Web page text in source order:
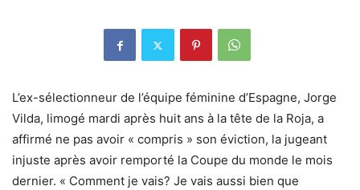
L’ex-sélectionneur de l’équipe féminine d’Espagne, Jorge
Vilda, limogé mardi après huit ans à la tête de la Roja, a
affirmé ne pas avoir « compris » son éviction, la jugeant
injuste après avoir remporté la Coupe du monde le mois
dernier. « Comment je vais? Je vais aussi bien que